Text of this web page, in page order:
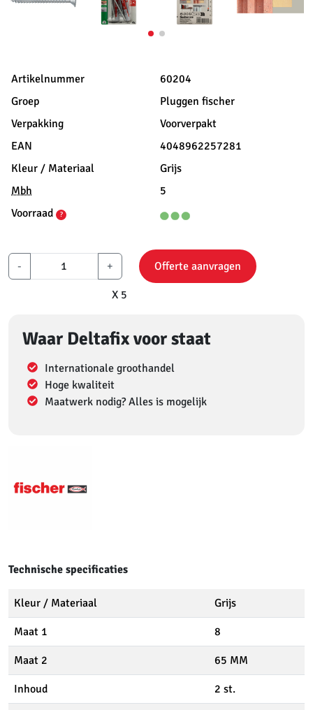
Artikelnummer
60204
Groep
Pluggen fischer
Verpakking
Voorverpakt
EAN
4048962257281
Kleur / Materiaal
Grijs
Mbh
5
Voorraad
?
- +
X 5
Offerte aanvragen
Waar Deltafix voor staat
Internationale groothandel
Hoge kwaliteit
Maatwerk nodig? Alles is mogelijk
Technische specificaties
Kleur / Materiaal Grijs
Maat 1 8
Maat 2 65 MM
Inhoud 2 st.